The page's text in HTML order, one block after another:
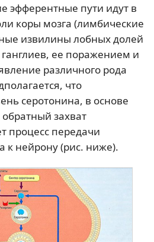
эфферентные пути идут в
коры мозга (лимбические
извилины лобных долей
ее поражением и
различного рода
что
серотонина, в основе
захват
процесс передачи
к нейрону (рис. ниже).